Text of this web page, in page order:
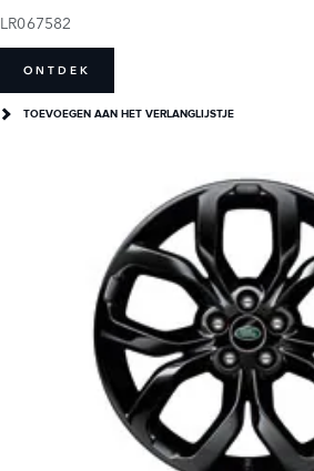
LR067582
ONTDEK
TOEVOEGEN AAN HET VERLANGLIJSTJE